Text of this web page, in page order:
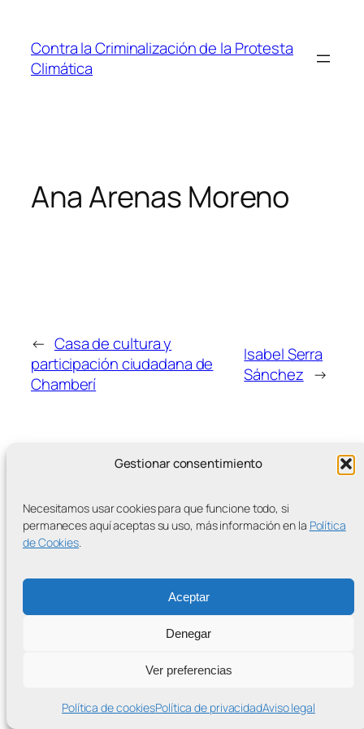
Gestionar consentimiento
Necesitamos usar cookies para que funcione todo, si
permaneces aquí aceptas su uso, más información en la Política
de Cookies.
Aceptar
Denegar
Ver preferencias
Política de cookiesPolítica de privacidadAviso legal
contenido
Contra la Criminalización de la Protesta
Climática
Ana Arenas Moreno
← Casa de cultura y
participación ciudadana de
Chamberí
Isabel Serra
Sánchez →
MÁS ENTRADAS
Contra la Criminalización de la Protesta Climática